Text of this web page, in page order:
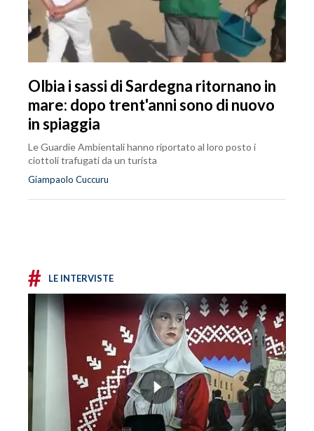
Olbia i sassi di Sardegna ritornano in
mare: dopo trent'anni sono di nuovo
in spiaggia
Le Guardie Ambientali hanno riportato al loro posto i
ciottoli trafugati da un turista
Giampaolo Cuccuru
# LE INTERVISTE